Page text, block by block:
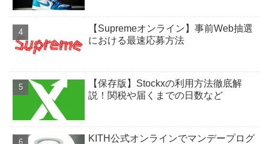
【Supremeオンライン】事前Web抽選
における最速応募方法
【保存版】Stockxの利用方法徹底解
説！関税や届くまでの日数など
KITH公式オンラインでマンデープログ